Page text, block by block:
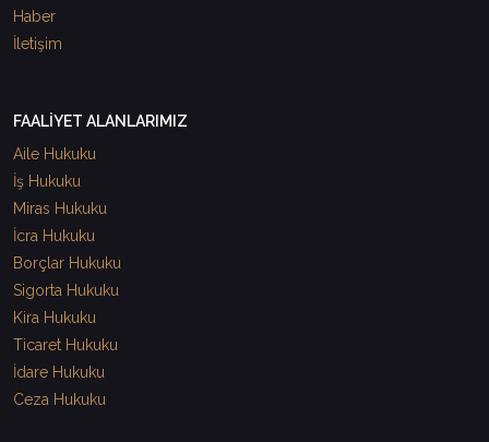
Haber
İletişim
FAALİYET ALANLARIMIZ
Aile Hukuku
İş Hukuku
Miras Hukuku
İcra Hukuku
Borçlar Hukuku
Sigorta Hukuku
Kira Hukuku
Ticaret Hukuku
İdare Hukuku
Ceza Hukuku